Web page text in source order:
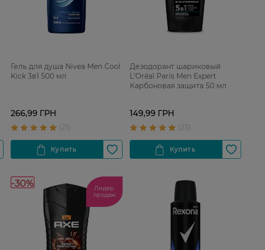
Гель для душа Nivea Men Сool
Kick 3в1 500 мл
266,99 ГРН
Дезодорант шариковый
L'Oréal Paris Men Expert
Карбоновая защита 50 мл
149,99 ГРН
-30%
Лидер
продаж